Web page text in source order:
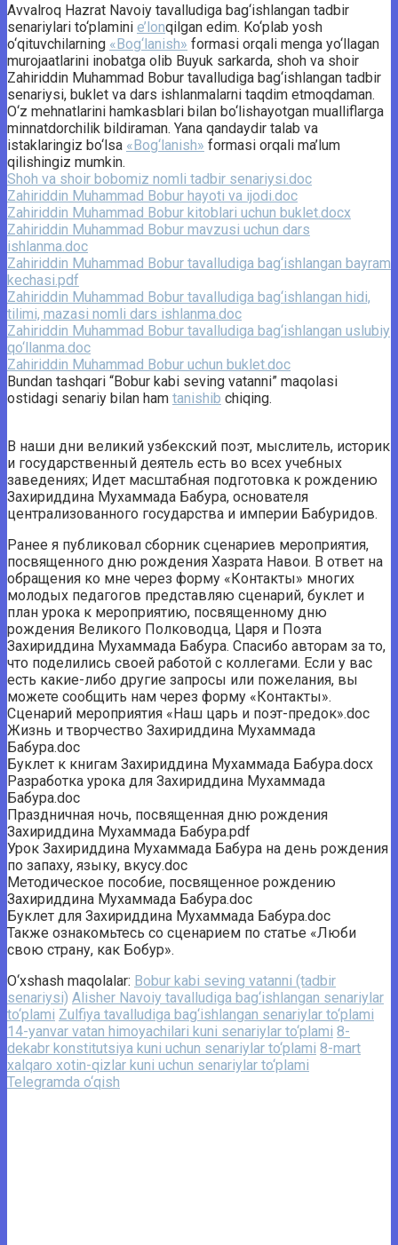
Avvalroq Hazrat Navoiy tavalludiga bag‘ishlangan tadbir
senariylari to‘plamini e’lonqilgan edim. Ko‘plab yosh
o‘qituvchilarning «Bog‘lanish» formasi orqali menga yo‘llagan
murojaatlarini inobatga olib Buyuk sarkarda, shoh va shoir
Zahiriddin Muhammad Bobur tavalludiga bag‘ishlangan tadbir
senariysi, buklet va dars ishlanmalarni taqdim etmoqdaman.
O‘z mehnatlarini hamkasblari bilan bo‘lishayotgan mualliflarga
minnatdorchilik bildiraman. Yana qandaydir talab va
istaklaringiz bo‘lsa «Bog‘lanish» formasi orqali ma’lum
qilishingiz mumkin.
Shoh va shoir bobomiz nomli tadbir senariysi.doc
Zahiriddin Muhammad Bobur hayoti va ijodi.doc
Zahiriddin Muhammad Bobur kitoblari uchun buklet.docx
Zahiriddin Muhammad Bobur mavzusi uchun dars
ishlanma.doc
Zahiriddin Muhammad Bobur tavalludiga bag‘ishlangan bayram
kechasi.pdf
Zahiriddin Muhammad Bobur tavalludiga bag‘ishlangan hidi,
tilimi, mazasi nomli dars ishlanma.doc
Zahiriddin Muhammad Bobur tavalludiga bag‘ishlangan uslubiy
qo‘llanma.doc
Zahiriddin Muhammad Bobur uchun buklet.doc
Bundan tashqari “Bobur kabi seving vatanni” maqolasi
ostidagi senariy bilan ham tanishib chiqing.
В наши дни великий узбекский поэт, мыслитель, историк
и государственный деятель есть во всех учебных
заведениях; Идет масштабная подготовка к рождению
Захириддина Мухаммада Бабура, основателя
централизованного государства и империи Бабуридов.
Ранее я публиковал сборник сценариев мероприятия,
посвященного дню рождения Хазрата Навои. В ответ на
обращения ко мне через форму «Контакты» многих
молодых педагогов представляю сценарий, буклет и
план урока к мероприятию, посвященному дню
рождения Великого Полководца, Царя и Поэта
Захириддина Мухаммада Бабура. Спасибо авторам за то,
что поделились своей работой с коллегами. Если у вас
есть какие-либо другие запросы или пожелания, вы
можете сообщить нам через форму «Контакты».
Сценарий мероприятия «Наш царь и поэт-предок».doc
Жизнь и творчество Захириддина Мухаммада
Бабура.doc
Буклет к книгам Захириддина Мухаммада Бабура.docx
Разработка урока для Захириддина Мухаммада
Бабура.doc
Праздничная ночь, посвященная дню рождения
Захириддина Мухаммада Бабура.pdf
Урок Захириддина Мухаммада Бабура на день рождения
по запаху, языку, вкусу.doc
Методическое пособие, посвященное рождению
Захириддина Мухаммада Бабура.doc
Буклет для Захириддина Мухаммада Бабура.doc
Также ознакомьтесь со сценарием по статье «Люби
свою страну, как Бобур».
O‘xshash maqolalar: Bobur kabi seving vatanni (tadbir
senariysi) Alisher Navoiy tavalludiga bag‘ishlangan senariylar
to‘plami Zulfiya tavalludiga bag‘ishlangan senariylar to‘plami
14-yanvar vatan himoyachilari kuni senariylar to‘plami 8-
dekabr konstitutsiya kuni uchun senariylar to‘plami 8-mart
xalqaro xotin-qizlar kuni uchun senariylar to‘plami
Telegramda o‘qish